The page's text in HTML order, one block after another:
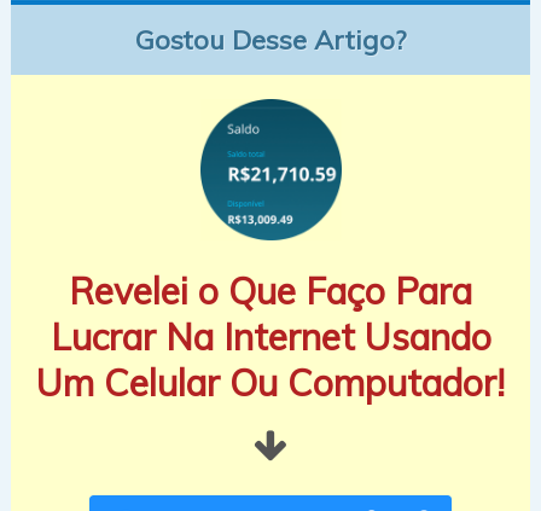
Gostou Desse Artigo?
Revelei o Que Faço Para
Lucrar Na Internet Usando
Um Celular Ou Computador!